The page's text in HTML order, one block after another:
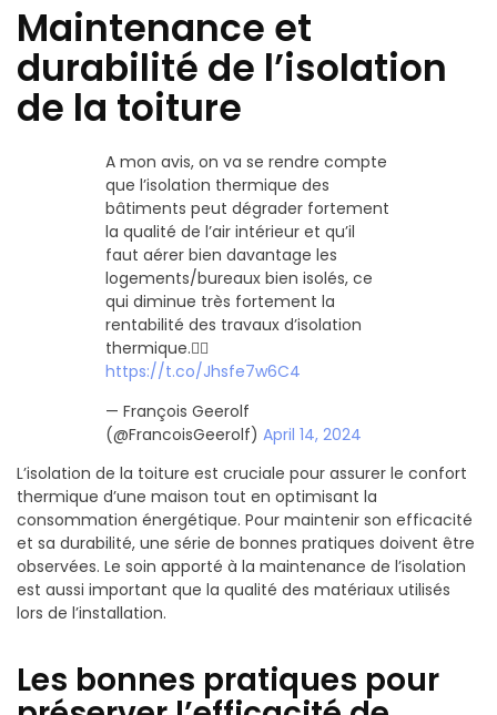
Maintenance et
durabilité de l’isolation
de la toiture
A mon avis, on va se rendre compte
que l’isolation thermique des
bâtiments peut dégrader fortement
la qualité de l’air intérieur et qu’il
faut aérer bien davantage les
logements/bureaux bien isolés, ce
qui diminue très fortement la
rentabilité des travaux d’isolation
thermique.🤷‍♂️
https://t.co/Jhsfe7w6C4
— François Geerolf
(@FrancoisGeerolf) April 14, 2024
L’isolation de la toiture est cruciale pour assurer le confort
thermique d’une maison tout en optimisant la
consommation énergétique. Pour maintenir son efficacité
et sa durabilité, une série de bonnes pratiques doivent être
observées. Le soin apporté à la maintenance de l’isolation
est aussi important que la qualité des matériaux utilisés
lors de l’installation.
Les bonnes pratiques pour